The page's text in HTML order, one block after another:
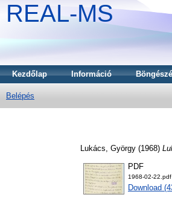
REAL-MS
Kezdőlap Információ
Belépés
Lukács, György (1968)
PDF
1968-02-22.pdf
Download